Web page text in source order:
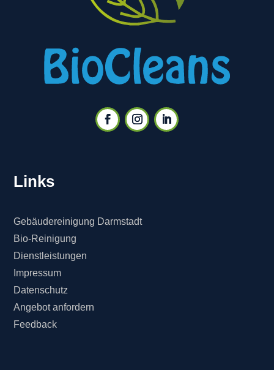
Links
Gebäudereinigung Darmstadt
Bio-Reinigung
Dienstleistungen
Impressum
Datenschutz
Angebot anfordern
Feedback